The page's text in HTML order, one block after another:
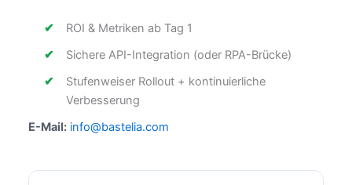
ROI & Metriken ab Tag 1
Sichere API-Integration (oder RPA-Brücke)
Stufenweiser Rollout + kontinuierliche
Verbesserung
E-Mail: info@bastelia.com